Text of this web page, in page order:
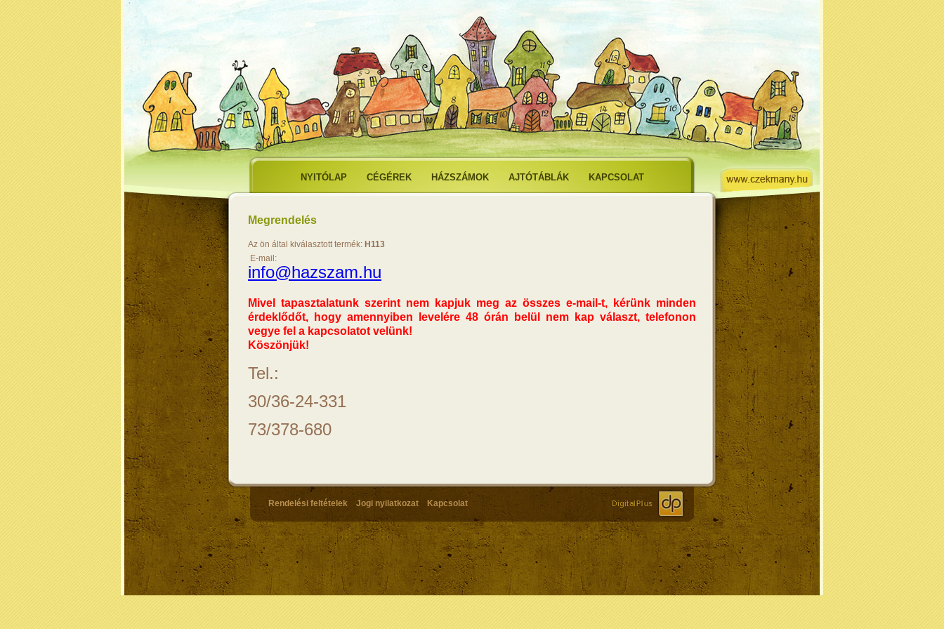
NYITÓLAP CÉGÉREK HÁZSZÁMOK AJTÓTÁBLÁK KAPCSOLAT
Megrendelés
Az ön által kiválasztott termék: H113
E-mail:
info@hazszam.hu
Mivel tapasztalatunk szerint nem kapjuk meg az összes e-mail-t, kérünk minden
érdeklődőt, hogy amennyiben levelére 48 órán belül nem kap választ, telefonon
vegye fel a kapcsolatot velünk!
Köszönjük!
Tel.:
30/36-24-331
73/378-680
Rendelési feltételek Jogi nyilatkozat Kapcsolat